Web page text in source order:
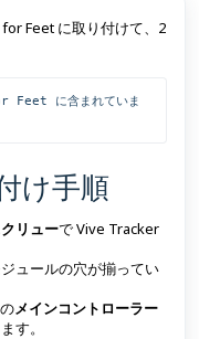
Feet に取り付けて、2
に含まれていま
け手順
リューで Vive Tracker
ュールの穴が揃ってい
メインコントローラー
す。